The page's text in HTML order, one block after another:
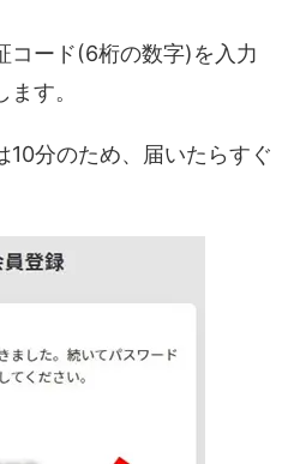
コード(6桁の数字)を入力
す。
10分のため、届いたらすぐ